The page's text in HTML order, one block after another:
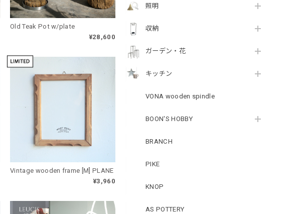
照明
収納
ガーデン・花
キッチン
VONA wooden spindle
BOON'S HOBBY
BRANCH
PIKE
KNOP
AS POTTERY
Old Teak Pot w/plate
¥28,600
Vintage wooden frame [M] PLANE
¥3,960